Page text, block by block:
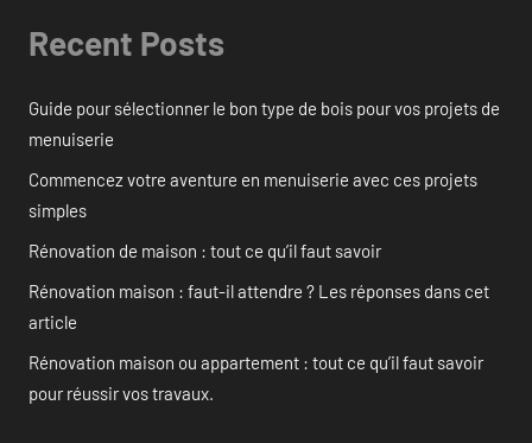
Recent Posts
Guide pour sélectionner le bon type de bois pour vos projets de
menuiserie
Commencez votre aventure en menuiserie avec ces projets
simples
Rénovation de maison : tout ce qu’il faut savoir
Rénovation maison : faut-il attendre ? Les réponses dans cet
article
Rénovation maison ou appartement : tout ce qu’il faut savoir
pour réussir vos travaux.